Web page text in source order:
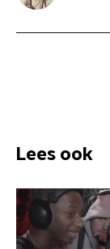
Lees ook